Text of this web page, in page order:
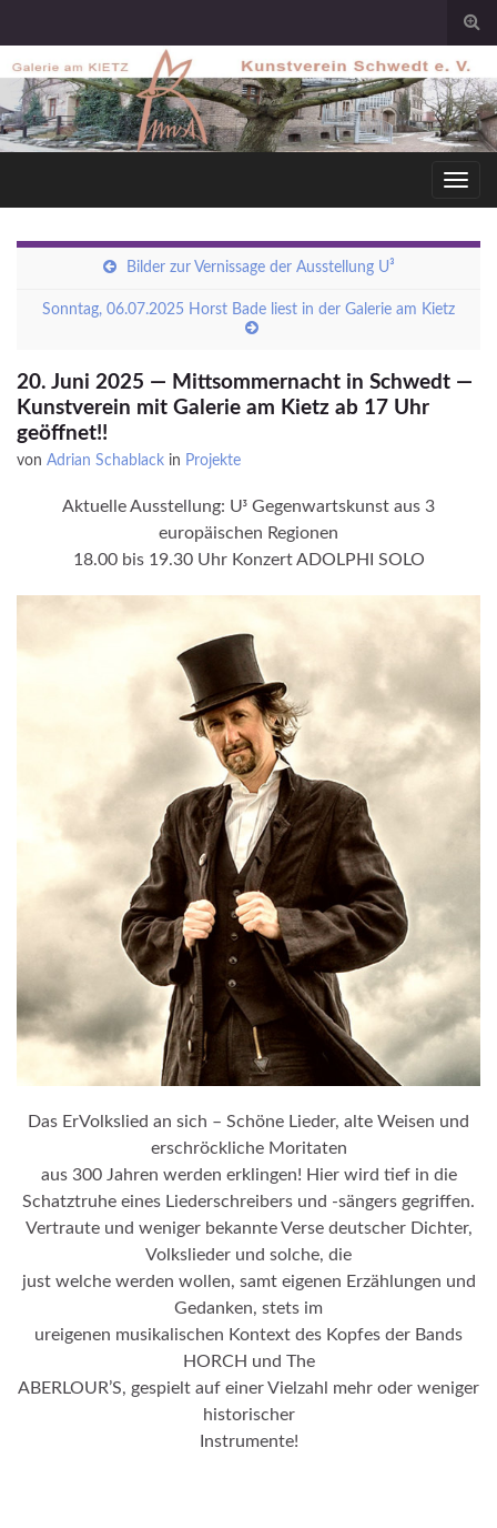
Bilder zur Vernissage der Ausstellung U³
Sonntag, 06.07.2025 Horst Bade liest in der Galerie am Kietz
20. Juni 2025 — Mittsommernacht in Schwedt —
Kunstverein mit Galerie am Kietz ab 17 Uhr
geöffnet!!
von Adrian Schablack in Projekte
Aktuelle Ausstellung: Uᶾ Gegenwartskunst aus 3
europäischen Regionen
18.00 bis 19.30 Uhr Konzert ADOLPHI SOLO
Das ErVolkslied an sich – Schöne Lieder, alte Weisen und
erschröckliche Moritaten
aus 300 Jahren werden erklingen! Hier wird tief in die
Schatztruhe eines Liederschreibers und -sängers gegriffen.
Vertraute und weniger bekannte Verse deutscher Dichter,
Volkslieder und solche, die
just welche werden wollen, samt eigenen Erzählungen und
Gedanken, stets im
ureigenen musikalischen Kontext des Kopfes der Bands
HORCH und The
ABERLOUR’S, gespielt auf einer Vielzahl mehr oder weniger
historischer
Instrumente!